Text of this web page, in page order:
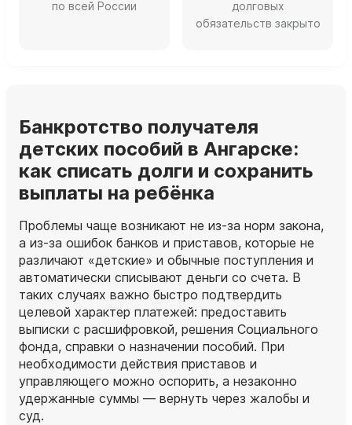
по всей России
долговых
обязательств закрыто
Банкротство получателя
детских пособий в Ангарске:
как списать долги и сохранить
выплаты на ребёнка
Проблемы чаще возникают не из‑за норм закона,
а из‑за ошибок банков и приставов, которые не
различают «детские» и обычные поступления и
автоматически списывают деньги со счета. В
таких случаях важно быстро подтвердить
целевой характер платежей: предоставить
выписки с расшифровкой, решения Социального
фонда, справки о назначении пособий. При
необходимости действия приставов и
управляющего можно оспорить, а незаконно
удержанные суммы — вернуть через жалобы и
суд.